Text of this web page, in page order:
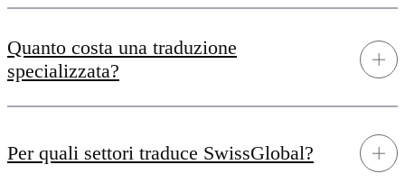
Quanto costa una traduzione
specializzata?
Per quali settori traduce SwissGlobal?